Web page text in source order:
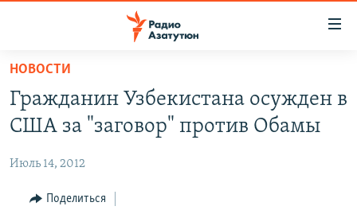
Перейти
основному
содержанию
навигации
НОВОСТИ
ОБЩЕСТВО
ЭКОНОМИКА
НОВОСТИ
Гражданин Узбекистана осужден в
США за "заговор" против Обамы
Июль 14, 2012
Поделиться